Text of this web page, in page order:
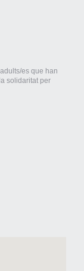
es que han
solidaritat per